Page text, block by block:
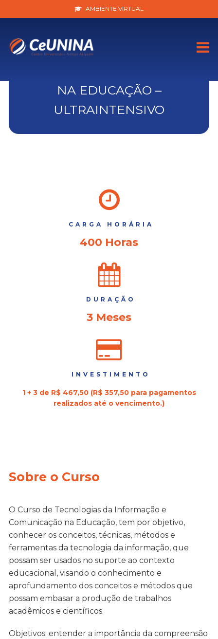
AMBIENTE VIRTUAL
TECNOLOGIAS DA
NA EDUCAÇÃO –
ULTRAINTENSIVO
CARGA HORÁRIA
400 Horas
DURAÇÃO
3 Meses
INVESTIMENTO
1 + 3 de R$ 467,50 (R$ 357,50 para pagamentos
realizados até o vencimento.)
Sobre o Curso
O Curso de Tecnologias da Informação e
Comunicação na Educação, tem por objetivo,
conhecer os conceitos, técnicas, métodos e
ferramentas da tecnologia da informação, que
possam ser usados no suporte ao contexto
educacional, visando o conhecimento e
aprofundamento dos conceitos e métodos que
possam embasar a produção de trabalhos
acadêmicos e científicos.
Objetivos: entender a importância da compreensão